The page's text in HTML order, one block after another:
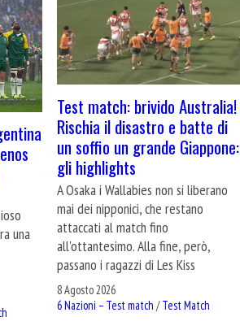
una
Test match: brivido Australia!
Rischia il disastro e batte di
un soffio un grande Giappone:
gli highlights
A Osaka i Wallabies non si liberano
mai dei nipponici, che restano
attaccati al match fino
all'ottantesimo. Alla fine, però,
passano i ragazzi di Les Kiss
8 Agosto 2026
6 Nazioni – Test match /Test Match